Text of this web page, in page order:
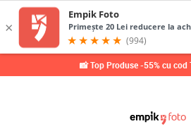
📸 Top Produse -55% cu cod